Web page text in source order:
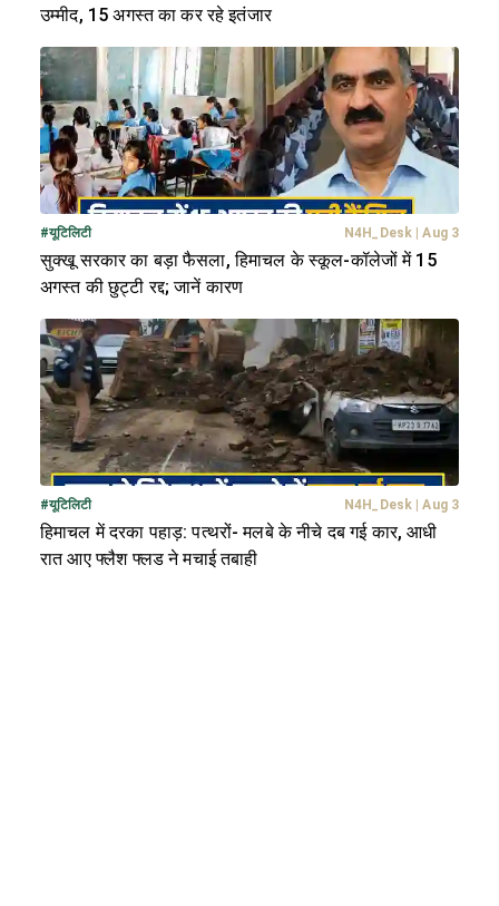
उम्मीद, 15 अगस्त का कर रहे इतंजार
#यूटिलिटी N4H_Desk Aug 3
सुक्खू सरकार का बड़ा फैसला, हिमाचल के स्कूल-कॉलेजों में 15
अगस्त की छुट्टी रद्द; जानें कारण
#यूटिलिटी N4H_Desk Aug 3
हिमाचल में दरका पहाड़: पत्थरों- मलबे के नीचे दब गई कार, आधी
रात आए फ्लैश फ्लड ने मचाई तबाही